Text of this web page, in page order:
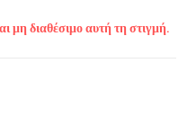
μη διαθέσιμο αυτή τη στιγμή.